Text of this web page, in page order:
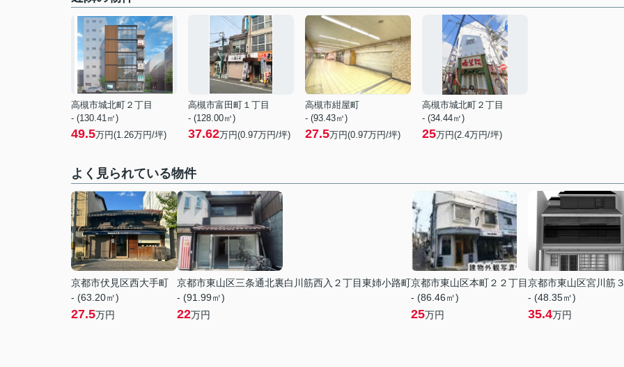
高槻市城北町２丁目
- (130.41㎡)
49.5万円(1.26万円/坪)
高槻市富田町１丁目
- (128.00㎡)
37.62万円(0.97万円/坪)
高槻市紺屋町
- (93.43㎡)
27.5万円(0.97万円/坪)
高槻市城北町２丁目
- (34.44㎡)
25万円(2.4万円/坪)
よく見られている物件
京都市伏見区西大手町
- (63.20㎡)
27.5万円
京都市東山区三条通北裏白川筋西入２丁目東姉小路町
- (91.99㎡)
22万円
京都市東山区本町２２丁目
- (86.46㎡)
25万円
京都市東山区宮川筋
- (48.35㎡)
35.4万円